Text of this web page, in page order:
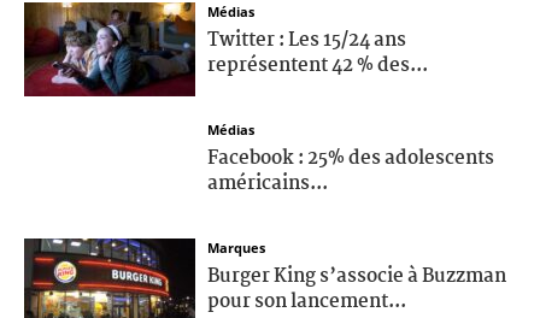
Médias
Twitter : Les 15/24 ans
représentent 42 % des...
Médias
Facebook : 25% des adolescents
américains...
Marques
Burger King s’associe à Buzzman
pour son lancement...